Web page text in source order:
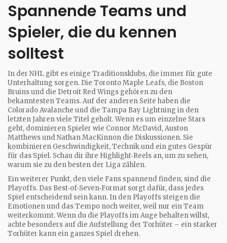
Spannende Teams und
Spieler, die du kennen
solltest
In der NHL gibt es einige Traditionsklubs, die immer für gute
Unterhaltung sorgen. Die Toronto Maple Leafs, die Boston
Bruins und die Detroit Red Wings gehören zu den
bekanntesten Teams. Auf der anderen Seite haben die
Colorado Avalanche und die Tampa Bay Lightning in den
letzten Jahren viele Titel geholt. Wenn es um einzelne Stars
geht, dominieren Spieler wie Connor McDavid, Auston
Matthews und Nathan MacKinnon die Diskussionen. Sie
kombinieren Geschwindigkeit, Technik und ein gutes Gespür
für das Spiel. Schau dir ihre Highlight‑Reels an, um zu sehen,
warum sie zu den besten der Liga zählen.
Ein weiterer Punkt, den viele Fans spannend finden, sind die
Playoffs. Das Best‑of‑Seven‑Format sorgt dafür, dass jedes
Spiel entscheidend sein kann. In den Playoffs steigen die
Emotionen und das Tempo noch weiter, weil nur ein Team
weiterkommt. Wenn du die Playoffs im Auge behalten willst,
achte besonders auf die Aufstellung der Torhüter – ein starker
Torhüter kann ein ganzes Spiel drehen.